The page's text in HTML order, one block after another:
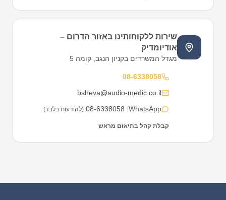
שירות ללקוחותינו באזור הדרום –
אודיומדיק
מגדל המשרדים בקניון הנגב, קומה 5
08-6338058
bsheva@audio-medic.co.il
WhatsApp:
08-6338058 (להודעות בלבד)
קבלת קהל בתיאום מראש